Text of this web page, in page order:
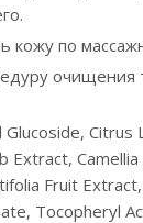
кожу по
очищения
Glucoside, Citrus
Extract, Camellia
Fruit
Tocopheryl